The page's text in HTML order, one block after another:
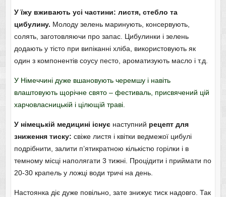
У їжу вживають усі частини: листя, стебло та
цибулину. Молоду зелень маринують, консервують,
солять, заготовляючи про запас. Цибулинки і зелень
додають у тісто при випіканні хліба, використовують як
один з компонентів соусу песто, ароматизують масло і т.д.
У Німеччині дуже вшановують черемшу і навіть
влаштовують щорічне свято – фестиваль, присвячений цій
харчовласницькій і цілющій траві.
У німецькій медицині існуєнаступний рецепт для
зниження тиску: свіже листя і квітки ведмежої цибулі
подрібнити, залити п’ятикратною кількістю горілки і в
темному місці наполягати 3 тижні. Процідити і приймати по
20-30 крапель у ложці води тричі на день.
Настоянка діє дуже повільно, зате знижує тиск надовго. Так